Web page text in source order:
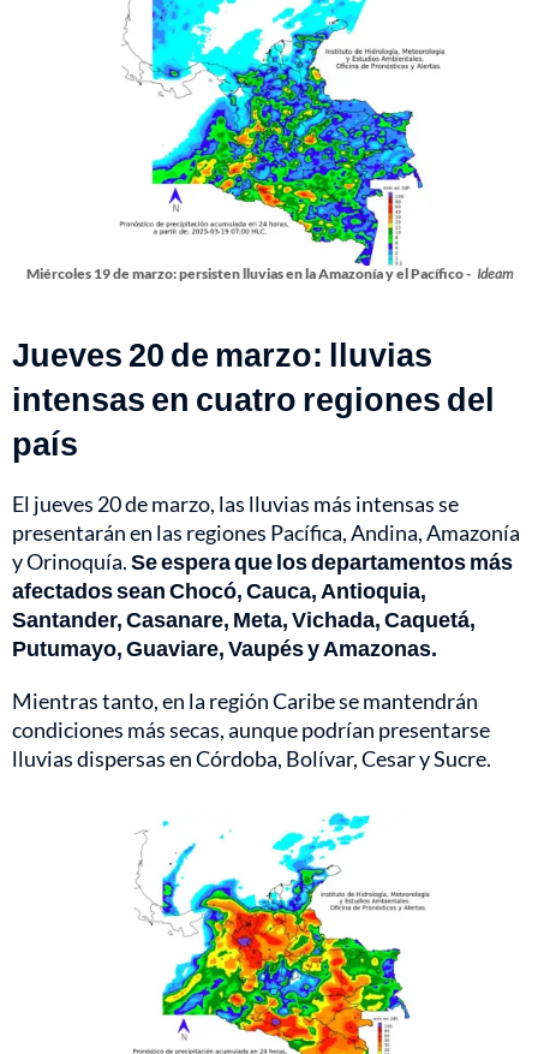
Miércoles 19 de marzo: persisten lluvias en la Amazonía y el Pacífico - Ideam
Jueves 20 de marzo: lluvias
intensas en cuatro regiones del
país
El jueves 20 de marzo, las lluvias más intensas se
presentarán en las regiones Pacífica, Andina, Amazonía
y Orinoquía.Se espera que los departamentos más
afectados sean Chocó, Cauca, Antioquia,
Santander, Casanare, Meta, Vichada, Caquetá,
Putumayo, Guaviare, Vaupés y Amazonas.
Mientras tanto, en la región Caribe se mantendrán
condiciones más secas, aunque podrían presentarse
lluvias dispersas en Córdoba, Bolívar, Cesar y Sucre.